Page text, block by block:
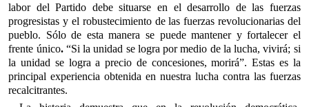
labor del Partido debe situarse en el desarrollo de las fuerzas
progresistas y el robustecimiento de las fuerzas revolucionarias del
pueblo. Sólo de esta manera se puede mantener y fortalecer el
frente único. “Si la unidad se logra por medio de la lucha, vivirá; si
la unidad se logra a precio de concesiones, morirá”. Estas es la
principal experiencia obtenida en nuestra lucha contra las fuerzas
recalcitrantes.